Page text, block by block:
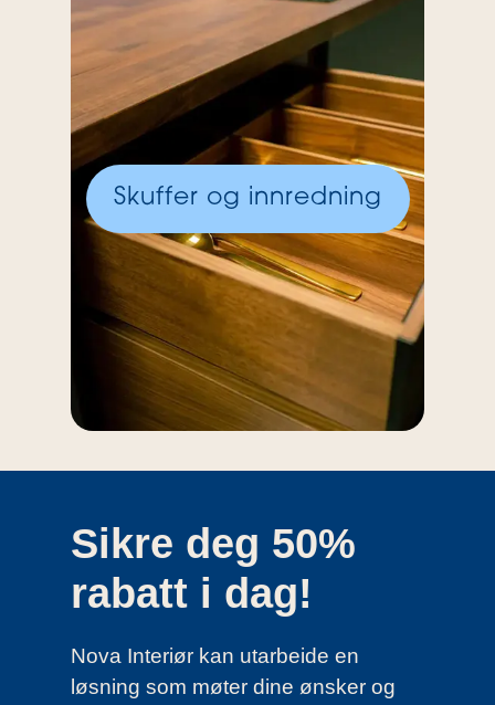
Skuffer og innredning
Sikre deg 50%
rabatt i dag!
Nova Interiør kan utarbeide en
løsning som møter dine ønsker og